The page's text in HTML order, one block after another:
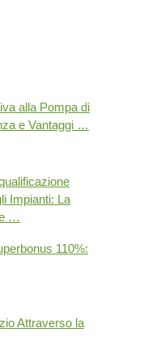
alla Pompa di
e Vantaggi …
Impianti: La
…
110%:
Attraverso la